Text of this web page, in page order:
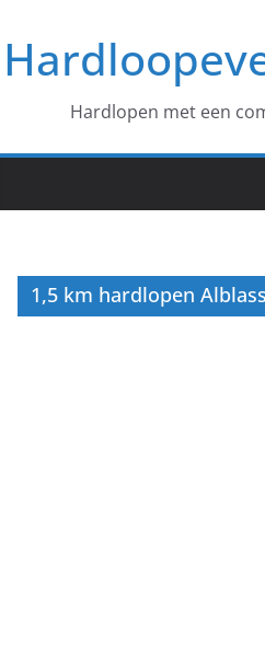
naar
de
Hardlopen met een
1,5 km hardlopen